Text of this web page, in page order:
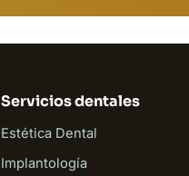
Servicios dentales
Estética Dental
Implantología